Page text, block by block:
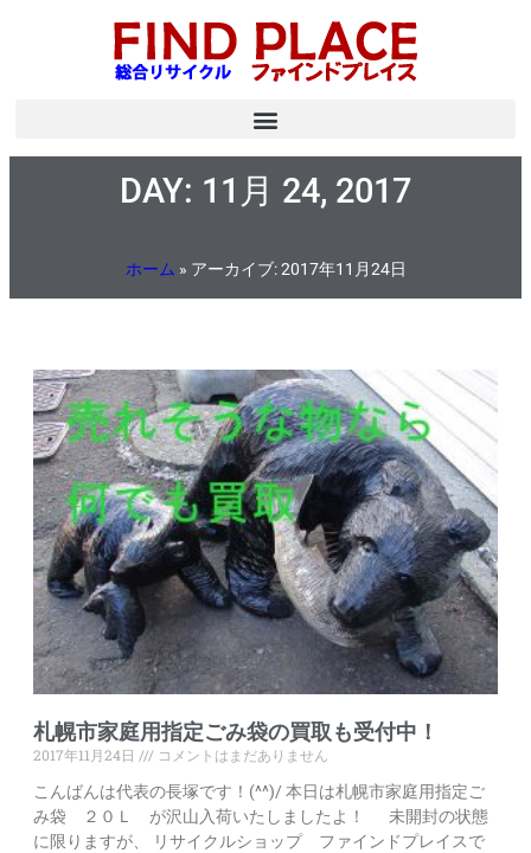
DAY: 11月 24, 2017
ホーム » アーカイブ: 2017年11月24日
札幌市家庭用指定ごみ袋の買取も受付中！
2017年11月24日
コメントはまだありません
こんばんは代表の長塚です！(^^)/ 本日は札幌市家庭用指定ご
み袋 ２０Ｌ が沢山入荷いたしましたよ！ 未開封の状態
に限りますが、 リサイクルショップ ファインドプレイスで